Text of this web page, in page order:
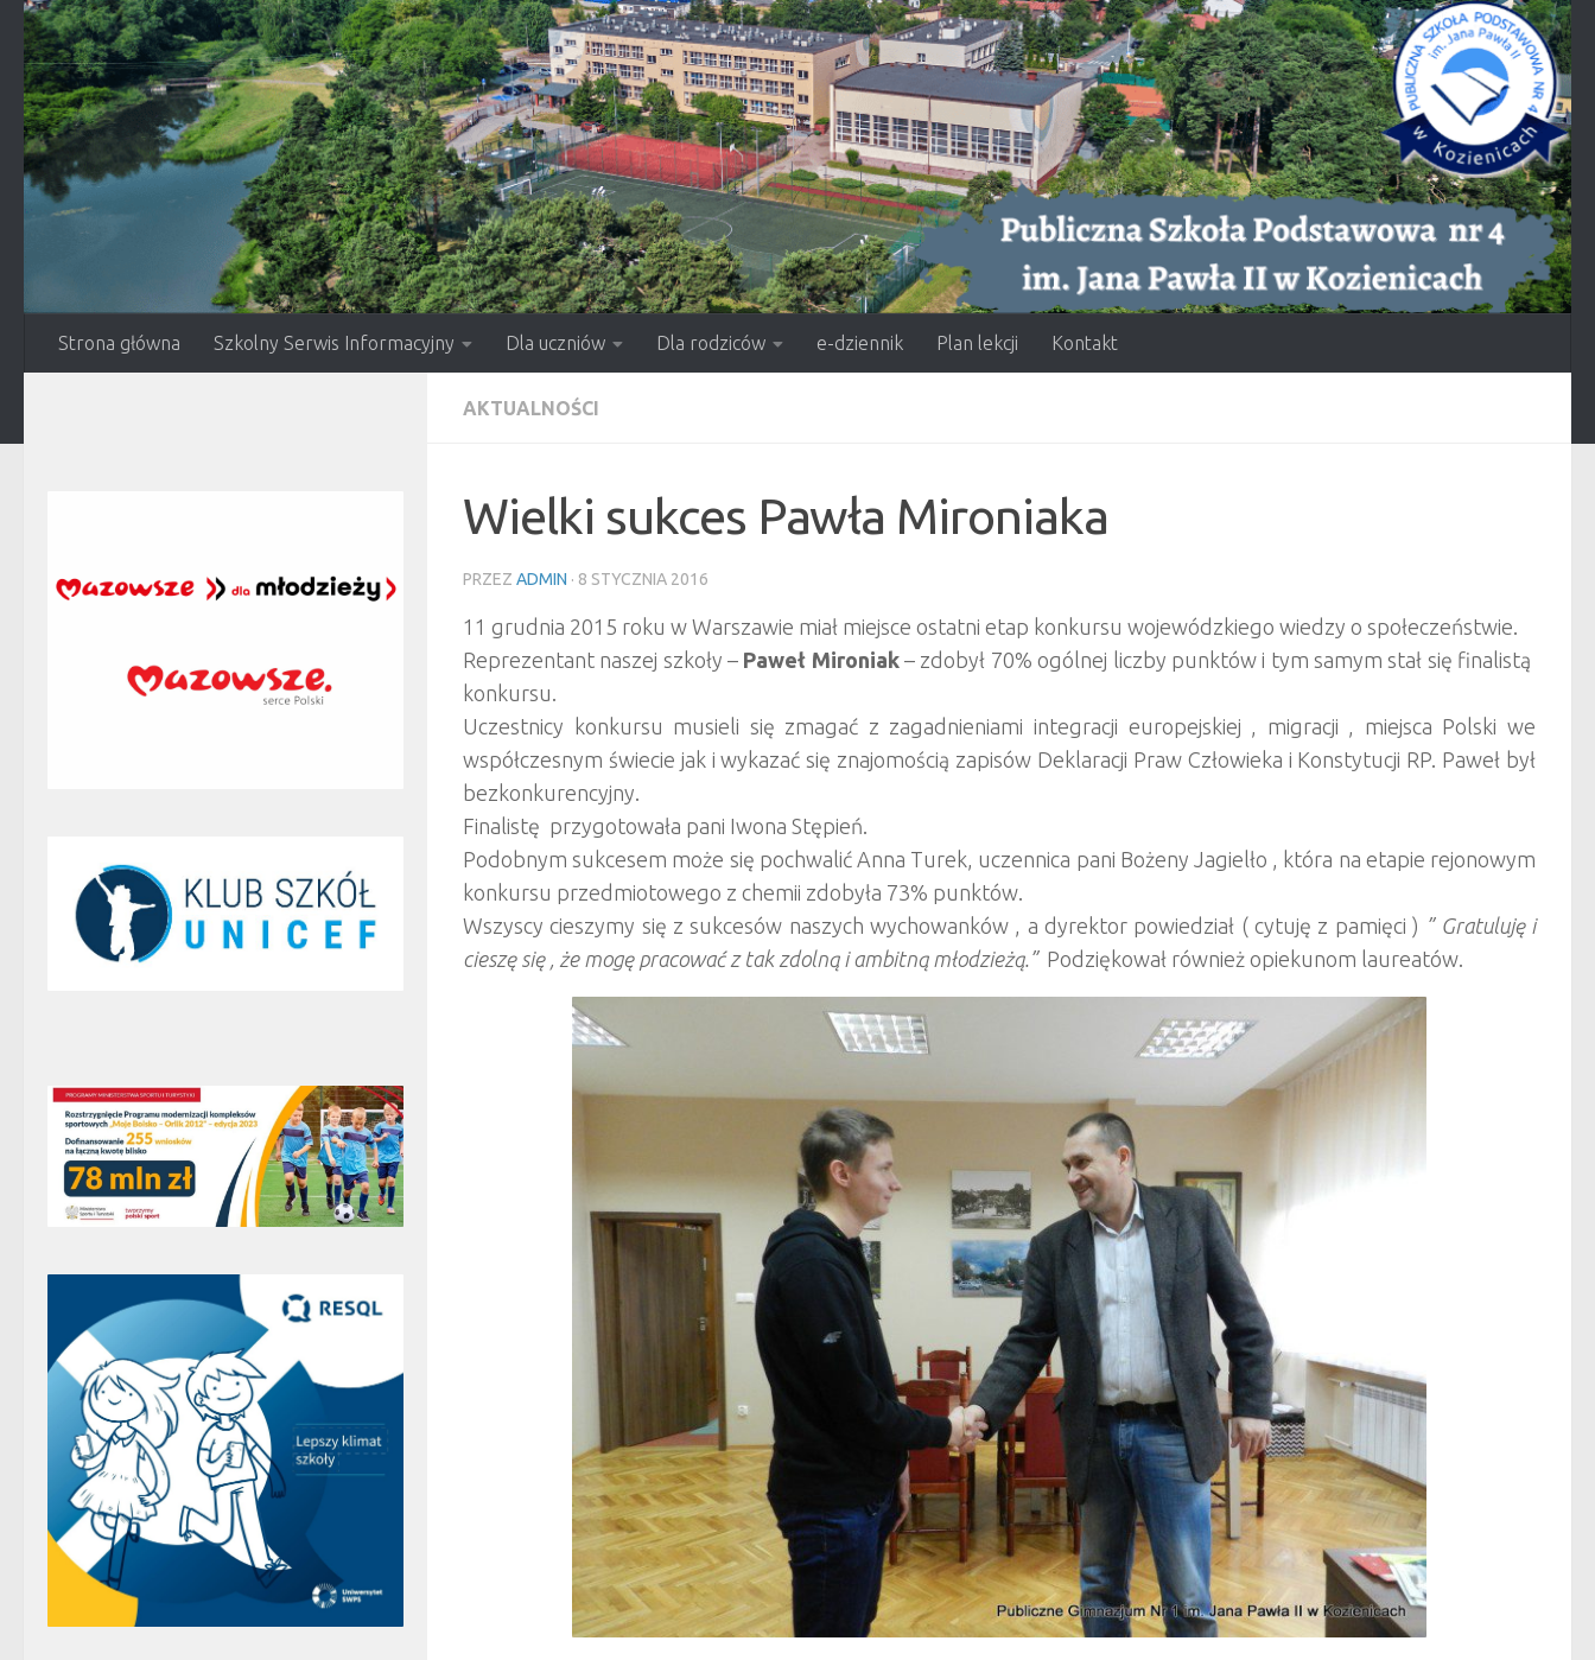
Przejdź do treści
Strona główna Szkolny Serwis Informacyjny Dla uczniów Dla rodziców e-dziennik Plan lekcji Kontakt
AKTUALNOŚCI
Wielki sukces Pawła Mironiaka
PRZEZ ADMIN · 8 STYCZNIA 2016
11 grudnia 2015 roku w Warszawie miał miejsce ostatni etap konkursu wojewódzkiego wiedzy o społeczeństwie.
Reprezentant naszej szkoły – Paweł Mironiak– zdobył 70% ogólnej liczby punktów i tym samym stał się finalistą
konkursu.
Uczestnicy konkursu musieli się zmagać z zagadnieniami integracji europejskiej , migracji , miejsca Polski we
współczesnym świecie jak i wykazać się znajomością zapisów Deklaracji Praw Człowieka i Konstytucji RP. Paweł był
bezkonkurencyjny.
Finalistę przygotowała pani Iwona Stępień.
Podobnym sukcesem może się pochwalić Anna Turek, uczennica pani Bożeny Jagielło , która na etapie rejonowym
konkursu przedmiotowego z chemii zdobyła 73% punktów.
Wszyscy cieszymy się z sukcesów naszych wychowanków , a dyrektor powiedział ( cytuję z pamięci ) ” Gratuluję i
cieszę się , że mogę pracować z tak zdolną i ambitną młodzieżą.”Podziękował również opiekunom laureatów.